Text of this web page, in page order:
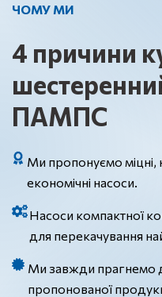
ЧОМУ МИ
4 причини
ПАМПС
Ми пропонуємо міцні,
економічні насоси.
Насоси компактної
для перекачування
Ми завжди прагнемо
пропонованої